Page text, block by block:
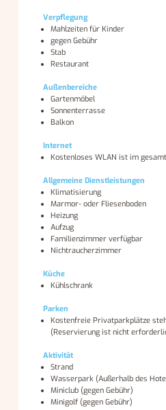
Verpflegung
Mahlzeiten für Kinder
gegen Gebühr
Stab
Restaurant
Außenbereiche
Gartenmöbel
Sonnenterrasse
Balkon
Internet
Kostenloses WLAN ist im
Allgemeine Dienstleistungen
Klimatisierung
Marmor- oder Fliesenboden
Heizung
Aufzug
Familienzimmer verfügbar
Nichtraucherzimmer
Küche
Kühlschrank
Parken
Kostenfreie Privatparkplätze
(Reservierung ist nicht
Aktivität
Strand
Wasserpark (Außerhalb des
Miniclub (gegen Gebühr)
Minigolf (gegen Gebühr)